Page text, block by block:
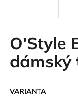
O'Style
dámský
VARIANTA
í
t
?